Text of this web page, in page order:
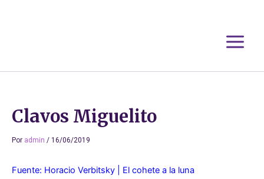
Clavos Miguelito
Por admin / 16/06/2019
Fuente: Horacio Verbitsky | El cohete a la luna